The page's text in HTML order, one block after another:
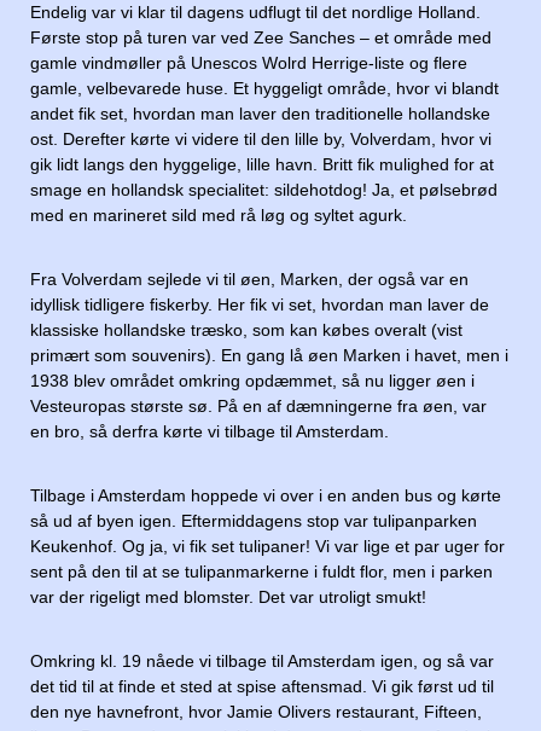
Endelig var vi klar til dagens udflugt til det nordlige Holland.
Første stop på turen var ved Zee Sanches – et område med
gamle vindmøller på Unescos Wolrd Herrige-liste og flere
gamle, velbevarede huse. Et hyggeligt område, hvor vi blandt
andet fik set, hvordan man laver den traditionelle hollandske
ost. Derefter kørte vi videre til den lille by, Volverdam, hvor vi
gik lidt langs den hyggelige, lille havn. Britt fik mulighed for at
smage en hollandsk specialitet: sildehotdog! Ja, et pølsebrød
med en marineret sild med rå løg og syltet agurk.
Fra Volverdam sejlede vi til øen, Marken, der også var en
idyllisk tidligere fiskerby. Her fik vi set, hvordan man laver de
klassiske hollandske træsko, som kan købes overalt (vist
primært som souvenirs). En gang lå øen Marken i havet, men i
1938 blev området omkring opdæmmet, så nu ligger øen i
Vesteuropas største sø. På en af dæmningerne fra øen, var
en bro, så derfra kørte vi tilbage til Amsterdam.
Tilbage i Amsterdam hoppede vi over i en anden bus og kørte
så ud af byen igen. Eftermiddagens stop var tulipanparken
Keukenhof. Og ja, vi fik set tulipaner! Vi var lige et par uger for
sent på den til at se tulipanmarkerne i fuldt flor, men i parken
var der rigeligt med blomster. Det var utroligt smukt!
Omkring kl. 19 nåede vi tilbage til Amsterdam igen, og så var
det tid til at finde et sted at spise aftensmad. Vi gik først ud til
den nye havnefront, hvor Jamie Olivers restaurant, Fifteen,